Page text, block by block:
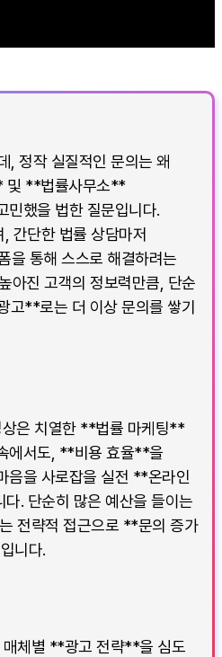
, 정작 실질적인 문의는 왜
및 **법률사무소**
민했을 법한 질문입니다.
간단한 법률 상담마저
을 통해 스스로 해결하려는
아진 고객의 정보력만큼, 단순
고**로는 더 이상 문의를 쌓기
은 치열한 **법률 마케팅**
에서도, **비용 효율**을
음을 사로잡을 실전 **온라인
. 단순히 많은 예산을 들이는
전략적 접근으로 **문의 증가
니다.
매체별 **광고 전략**을 심도